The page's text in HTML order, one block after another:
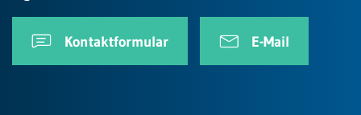
Kontaktformular E-Mail